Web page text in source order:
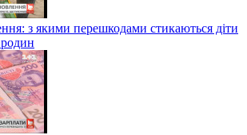
з якими перешкодами стикаються діти